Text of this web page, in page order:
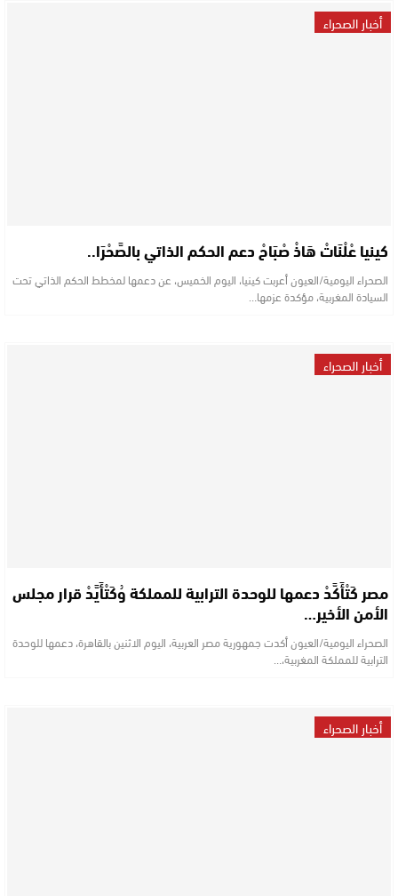
أخبار الصحراء
كينيا عْلْنَاتْ هَاذْ صْبَاحْ دعم الحكم الذاتي بالصَّحْرَا..
الصحراء اليومية/العيون أعربت كينيا، اليوم الخميس، عن دعمها لمخطط الحكم الذاتي تحت
السيادة المغربية، مؤكدة عزمها…
أخبار الصحراء
مصر كَتْأَكَّدْ دعمها للوحدة الترابية للمملكة وُكَتْأَيَّدْ قرار مجلس
الأمن الأخير…
الصحراء اليومية/العيون أكدت جمهورية مصر العربية، اليوم الاثنين بالقاهرة، دعمها للوحدة
الترابية للمملكة المغربية،…
أخبار الصحراء